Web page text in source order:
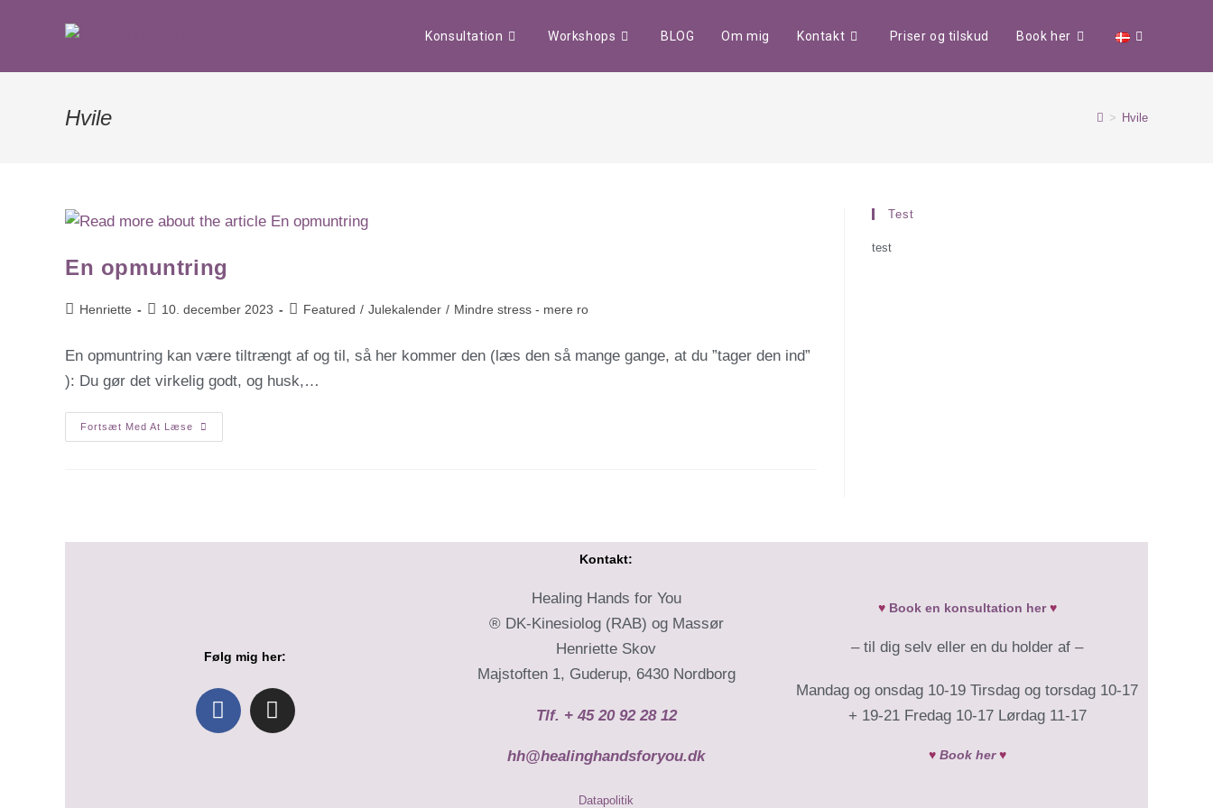
Konsultation Workshops BLOG Om mig Kontakt Priser og tilskud Book her
Hvile > Hvile
En opmuntring
Henriette 10. december 2023 Featured / Julekalender / Mindre stress - mere ro
En opmuntring kan være tiltrængt af og til, så her kommer den (læs den så mange gange, at du ”tager den ind”
): Du gør det virkelig godt, og husk,…
Fortsæt Med At Læse
Test
test
Følg mig her:
Kontakt:
Healing Hands for You
® DK-Kinesiolog (RAB) og Massør
Henriette Skov
Majstoften 1, Guderup, 6430 Nordborg
Tlf. + 45 20 92 28 12
hh@healinghandsforyou.dk
Datapolitik
♥Book en konsultation her♥
– til dig selv eller en du holder af –
Mandag og onsdag 10-19 Tirsdag og torsdag 10-17
+ 19-21 Fredag 10-17 Lørdag 11-17
♥ Book her♥